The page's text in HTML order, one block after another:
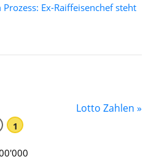
Ex-Raiffeisenchef steht
Lotto Zahlen »
1